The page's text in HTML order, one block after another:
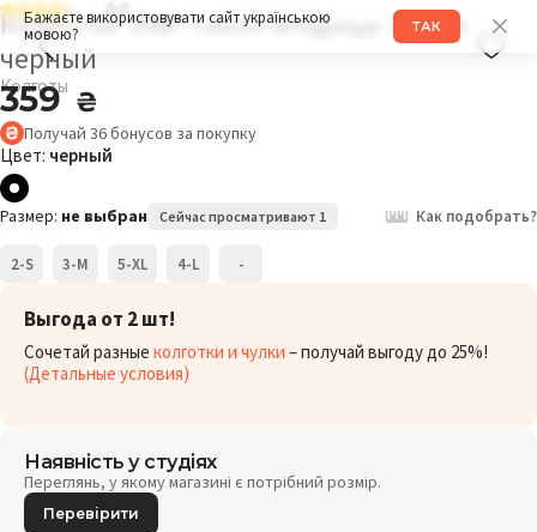
Бажаєте використовувати сайт українською
мовою?
ТАК
4.4
Колготки 106P Секси ягодицы 40DEN
черный
Колготы
359 ₴
Получай 36бонусов за покупку
Цвет: черный
Размер: не выбран Сейчас просматривают 1 Как подобрать?
2-S 3-M 5-XL 4-L -
Выгода от 2 шт!
Сочетай разные колготки и чулки – получай выгоду до 25%!
(Детальные условия)
Наявність у студіях
Переглянь, у якому магазині є потрібний розмір.
Перевірити